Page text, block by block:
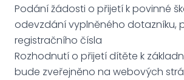
Podání žádosti o přijetí k povinné
odevzdání vyplněného dotazníku,
registračního čísla
Rozhodnutí o přijetí dítěte k
bude zveřejněno na webových